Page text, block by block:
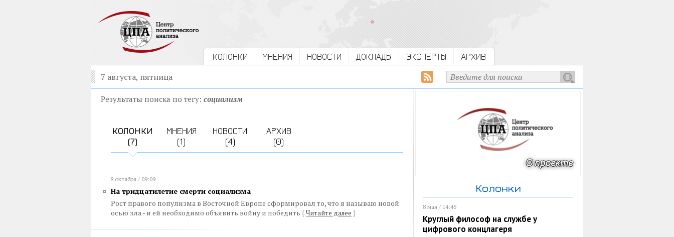
КОЛОНКИ МНЕНИЯ НОВОСТИ ДОКЛАДЫ ЭКСПЕРТЫ АРХИВ
7 августа, пятница
Результаты поиска по тегу: социализм
КОЛОНКИ
(7)
МНЕНИЯ
(1)
НОВОСТИ
(4)
АРХИВ
(0)
8 октября / 09:09
На тридцатилетие смерти социализма
Рост правого популизма в Восточной Европе сформировал то, что я называю новой
осью зла - и ей необходимо объявить войну и победить { Читайте далее }
Колонки
8 мая / 14:45
Круглый философ на службе у
цифрового концлагеря